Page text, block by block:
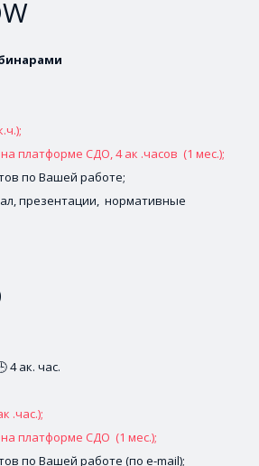
платформе СДО, 4 ак .часов  (1 мес.);
по Вашей работе;
презентации,  нормативные
4 ак. час.
.час.);
платформе СДО  (1 мес.);
по Вашей работе (по e-mail);